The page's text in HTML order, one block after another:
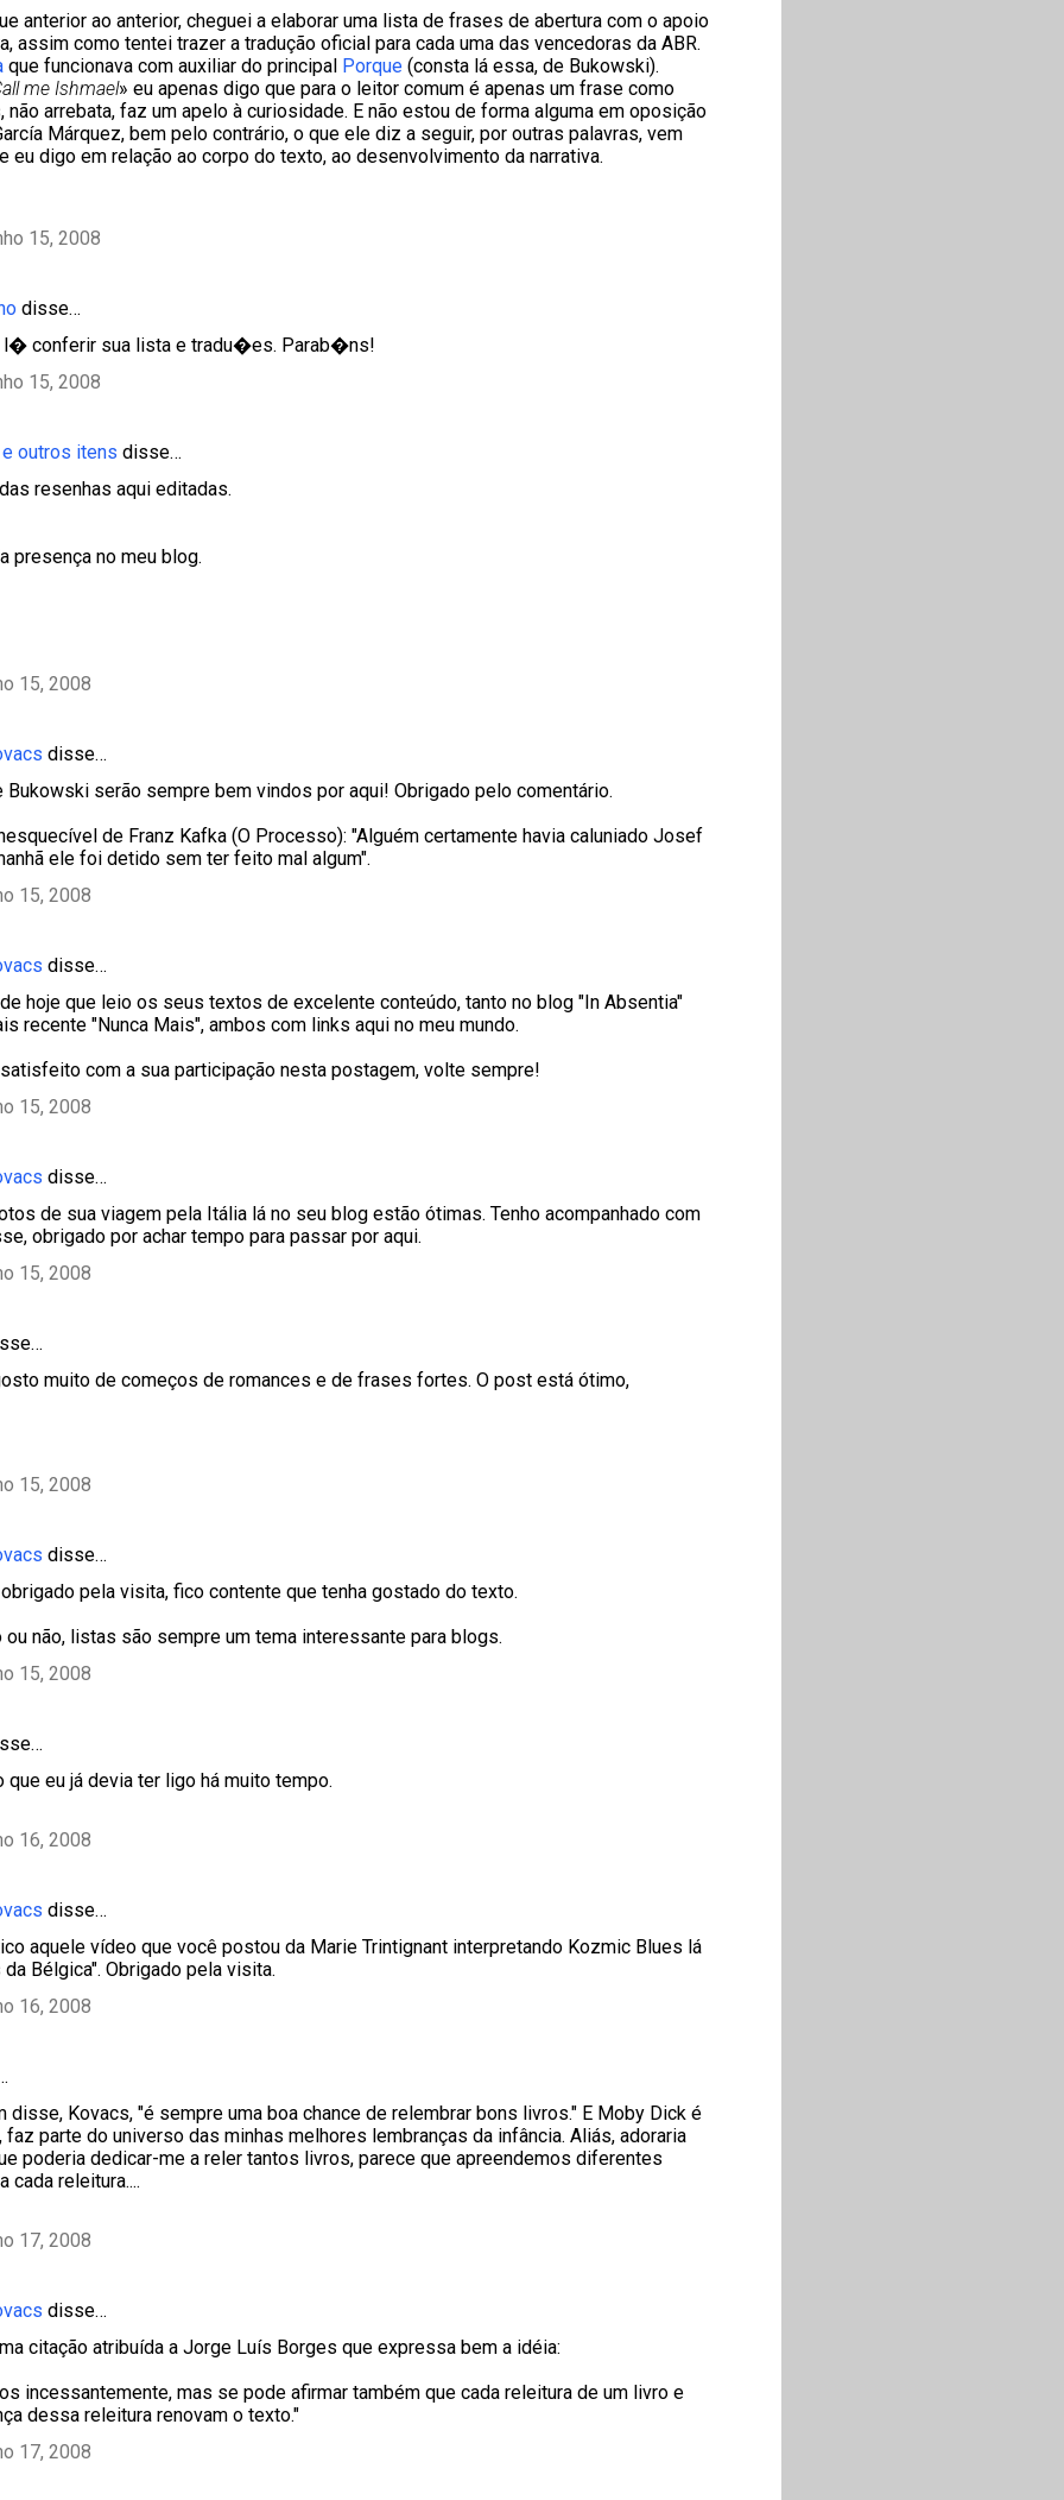
anterior ao anterior, cheguei a elaborar uma lista de frases de abertura com o apoio
assim como tentei trazer a tradução oficial para cada uma das vencedoras da ABR.
que funcionava com auxiliar do principal Porque (consta lá essa, de Bukowski).
me Ishmael» eu apenas digo que para o leitor comum é apenas um frase como
não arrebata, faz um apelo à curiosidade. E não estou de forma alguma em oposição
Márquez, bem pelo contrário, o que ele diz a seguir, por outras palavras, vem
eu digo em relação ao corpo do texto, ao desenvolvimento da narrativa.
15, 2008
disse…
conferir sua lista e tradu�es. Parab�ns!
15, 2008
outros itens disse…
resenhas aqui editadas.
presença no meu blog.
15, 2008
disse…
Bukowski serão sempre bem vindos por aqui! Obrigado pelo comentário.
de Franz Kafka (O Processo): "Alguém certamente havia caluniado Josef
ele foi detido sem ter feito mal algum".
15, 2008
disse…
hoje que leio os seus textos de excelente conteúdo, tanto no blog "In Absentia"
recente "Nunca Mais", ambos com links aqui no meu mundo.
com a sua participação nesta postagem, volte sempre!
15, 2008
disse…
de sua viagem pela Itália lá no seu blog estão ótimas. Tenho acompanhado com
obrigado por achar tempo para passar por aqui.
15, 2008
muito de começos de romances e de frases fortes. O post está ótimo,
15, 2008
disse…
pela visita, fico contente que tenha gostado do texto.
ou não, listas são sempre um tema interessante para blogs.
15, 2008
que eu já devia ter ligo há muito tempo.
16, 2008
disse…
aquele vídeo que você postou da Marie Trintignant interpretando Kozmic Blues lá
Bélgica". Obrigado pela visita.
16, 2008
disse, Kovacs, "é sempre uma boa chance de relembrar bons livros." E Moby Dick é
faz parte do universo das minhas melhores lembranças da infância. Aliás, adoraria
poderia dedicar-me a reler tantos livros, parece que apreendemos diferentes
cada releitura....
17, 2008
disse…
citação atribuída a Jorge Luís Borges que expressa bem a idéia:
incessantemente, mas se pode afirmar também que cada releitura de um livro e
dessa releitura renovam o texto."
17, 2008